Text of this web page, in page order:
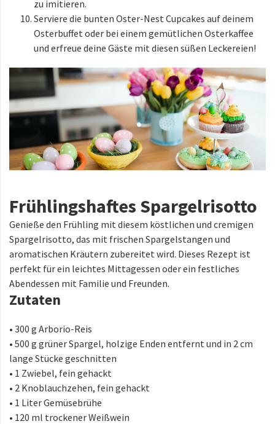
zu imitieren.
Serviere die bunten Oster-Nest Cupcakes auf deinem
Osterbuffet oder bei einem gemütlichen Osterkaffee
und erfreue deine Gäste mit diesen süßen Leckereien!
Frühlingshaftes Spargelrisotto
Genieße den Frühling mit diesem köstlichen und cremigen
Spargelrisotto, das mit frischen Spargelstangen und
aromatischen Kräutern zubereitet wird. Dieses Rezept ist
perfekt für ein leichtes Mittagessen oder ein festliches
Abendessen mit Familie und Freunden.
Zutaten
• 300 g Arborio-Reis
• 500 g grüner Spargel, holzige Enden entfernt und in 2 cm
lange Stücke geschnitten
• 1 Zwiebel, fein gehackt
• 2 Knoblauchzehen, fein gehackt
• 1 Liter Gemüsebrühe
• 120 ml trockener Weißwein